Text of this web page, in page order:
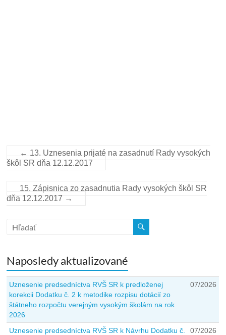
← 13. Uznesenia prijaté na zasadnutí Rady vysokých
škôl SR dňa 12.12.2017
15. Zápisnica zo zasadnutia Rady vysokých škôl SR
dňa 12.12.2017 →
Naposledy aktualizované
Uznesenie predsedníctva RVŠ SR k predloženej
korekcii Dodatku č. 2 k metodike rozpisu dotácií zo
štátneho rozpočtu verejným vysokým školám na rok
2026
07/2026
Uznesenie predsedníctva RVŠ SR k Návrhu Dodatku č.
07/2026